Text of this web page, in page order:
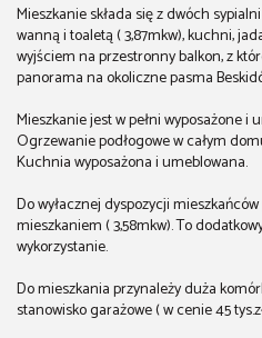
Mieszkanie składa się z dwóch sypialni
wanną i toaletą ( 3,87mkw), kuchni,
wyjściem na przestronny balkon, z
panorama na okoliczne pasma
Mieszkanie jest w pełni wyposażone i
Ogrzewanie podłogowe w całym
Kuchnia wyposażona i umeblowana.
Do wyłacznej dyspozycji
mieszkaniem ( 3,58mkw). To
wykorzystanie.
Do mieszkania przynależy duża
stanowisko garażowe ( w cenie 45